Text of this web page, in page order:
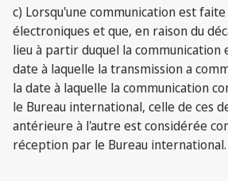
c) Lorsqu'une communication est
électroniques et que, en raison du
lieu à partir duquel la communication
date à laquelle la transmission a
la date à laquelle la communication
le Bureau international, celle de ces
antérieure à l'autre est considérée
réception par le Bureau international.